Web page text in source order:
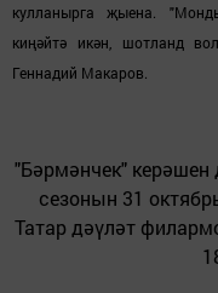
кулланырга җыена.
киңәйтә икән, шотланд
Геннадий Макаров.
"Бәрмәнчек" керәшен
сезонын 31
Татар дәүләт